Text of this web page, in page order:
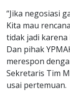
“Jika negosiasi
Kita mau
tidak jadi
Dan pihak
merespon
Sekretaris Tim
usai pertemuan.